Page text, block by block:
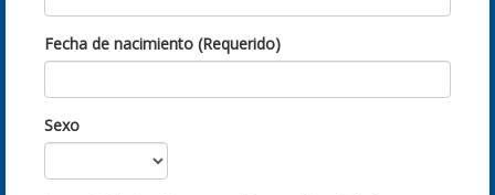
Fecha de nacimiento (Requerido)
Sexo